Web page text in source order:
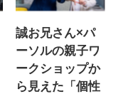
誠お兄さん×パ
ーソルの親子ワ
ークショップか
ら見えた「個性